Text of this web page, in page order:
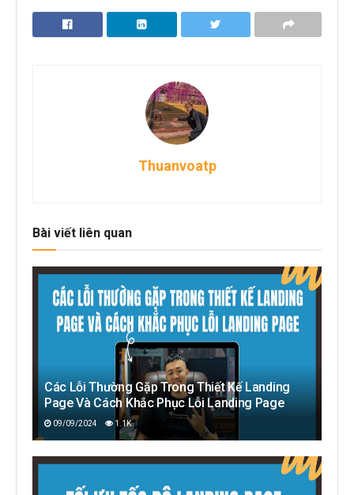
Thuanvoatp
Bài viết liên quan
Các Lỗi Thường Gặp Trong Thiết Kế Landing
Page Và Cách Khắc Phục Lỗi Landing Page
09/09/2024 1.1K